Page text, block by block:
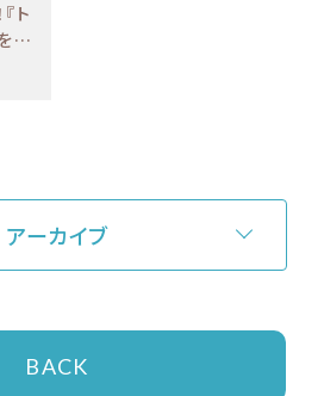
ト
詰
ョ
アーカイブ
BACK